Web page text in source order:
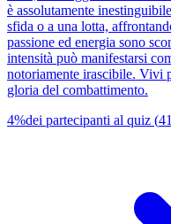
è assolutamente
sfida o a una lotta,
passione ed energia sono
intensità può manifestarsi
notoriamente irascibile. Vivi
gloria del combattimento.
4%dei partecipanti al quiz (41